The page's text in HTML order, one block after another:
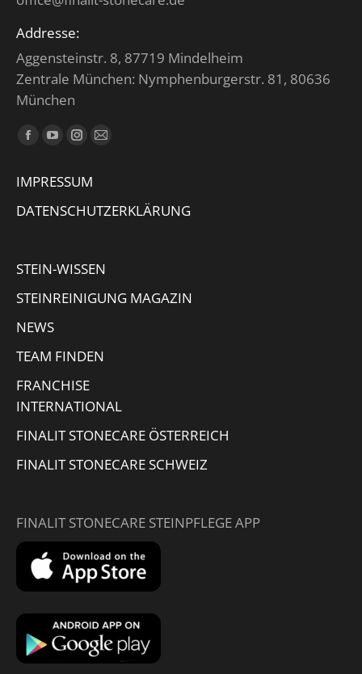
Addresse:
Aggensteinstr. 8, 87719 Mindelheim
Zentrale München: Nymphenburgerstr. 81, 80636
München
Finden Sie uns auf:
Facebook
opens
in
YouTube
opens
in
Instagram
opens
in
E-
opens
window
IMPRESSUM
DATENSCHUTZERKLÄRUNG
STEIN-WISSEN
STEINREINIGUNG MAGAZIN
NEWS
TEAM FINDEN
FRANCHISE
INTERNATIONAL
FINALIT STONECARE ÖSTERREICH
FINALIT STONECARE SCHWEIZ
FINALIT STONECARE STEINPFLEGE APP